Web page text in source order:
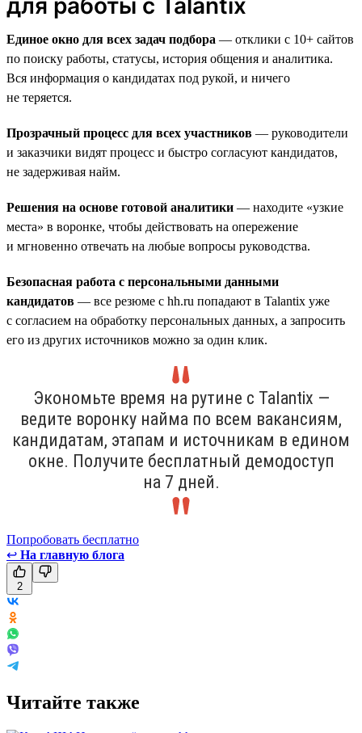
для работы с Talantix
Единое окно для всех задач подбора — отклики с 10+ сайтов
по поиску работы, статусы, история общения и аналитика.
Вся информация о кандидатах под рукой, и ничего
не теряется.
Прозрачный процесс для всех участников — руководители
и заказчики видят процесс и быстро согласуют кандидатов,
не задерживая найм.
Решения на основе готовой аналитики — находите «узкие
места» в воронке, чтобы действовать на опережение
и мгновенно отвечать на любые вопросы руководства.
Безопасная работа с персональными данными
кандидатов — все резюме с hh.ru попадают в Talantix уже
с согласием на обработку персональных данных, а запросить
его из других источников можно за один клик.
Экономьте время на рутине с Talantix —
ведите воронку найма по всем вакансиям,
кандидатам, этапам и источникам в едином
окне. Получите бесплатный демодоступ
на 7 дней.
Попробовать бесплатно
↩ На главную блога
2
Читайте также